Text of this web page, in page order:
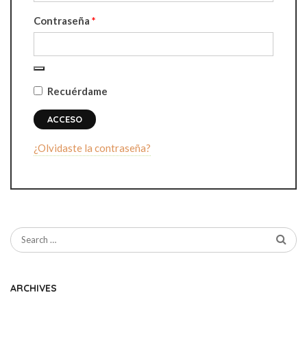
Contraseña *
Recuérdame
ACCESO
¿Olvidaste la contraseña?
ARCHIVES